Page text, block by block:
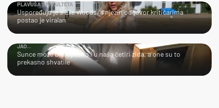
PLAVUŠA S FAKULTETA
Uspoređuju je s Elle Woods, a njezin odgovor kritičarima
postao je viralan
JAO...
Sunce može biti opasno i u naša četiri zida, a one su to
prekasno shvatile